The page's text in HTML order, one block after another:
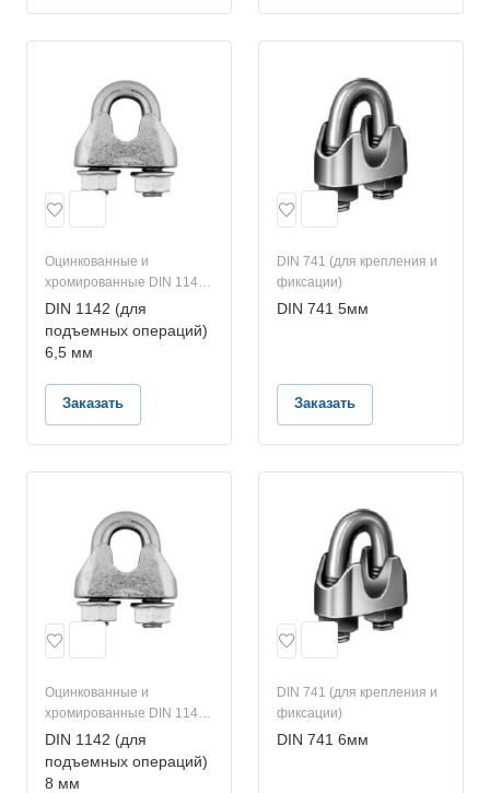
Оцинкованные и
хромированные DIN 1142
(для подъемных
DIN 1142 (для
подъемных операций)
6,5 мм
Заказать
DIN 741 (для крепления и
фиксации)
DIN 741 5мм
Заказать
Оцинкованные и
хромированные DIN 1142
(для подъемных
DIN 1142 (для
подъемных операций)
8 мм
DIN 741 (для крепления и
фиксации)
DIN 741 6мм